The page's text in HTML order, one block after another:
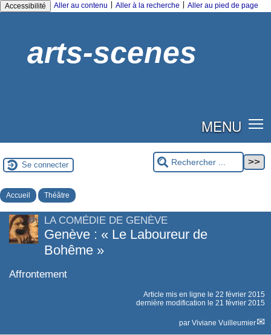
Accessibilité Aller au contenu Aller à la recherche Aller au pied de page
arts-scenes
MENU
Se connecter
Accueil Théâtre
LA COMÉDIE DE GENÈVE
Genève : « Le Laboureur de
Bohême »
Affrontement
Article mis en ligne le 22 février 2015
dernière modification le 21 février 2015
par Viviane Vuilleumier